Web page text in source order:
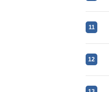
11
12